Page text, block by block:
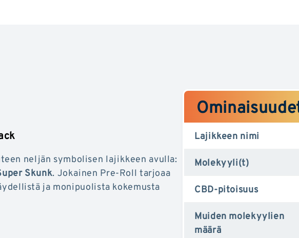
neljän symbolisen lajikkeen avulla:
Skunk. Jokainen Pre-Roll tarjoaa
ja monipuolista kokemusta
Lajikkeen nimi
Molekyyli(t)
CBD-pitoisuus
Muiden molekyylien
määrä